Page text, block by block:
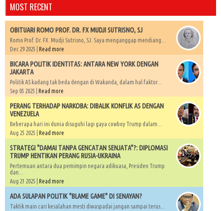
MOST RECENT
OBITUARI ROMO PROF. DR. FX MUDJI SUTRISNO, SJ
Romo Prof. Dr. FX. Mudji Sutrisno, SJ. Saya menganggap mendiang...
Dec 29 2025 | Read more
BICARA POLITIK IDENTITAS: ANTARA NEW YORK DENGAN
JAKARTA
Politik AS kadang tak beda dengan di Wakanda, dalam hal faktor...
Sep 05 2025 | Read more
PERANG TERHADAP NARKOBA: DIBALIK KONFLIK AS DENGAN
VENEZUELA
Beberapa hari ini dunia disuguhi lagi gaya cowboy Trump dalam...
Aug 25 2025 | Read more
STRATEGI "DAMAI TANPA GENCATAN SENJATA"?: DIPLOMASI
TRUMP HENTIKAN PERANG RUSIA-UKRAINA
Pertemuan antara dua pemimpin negara adikuasa, Presiden Trump
dan...
Aug 21 2025 | Read more
ADA SULAPAN POLITIK "BLAME GAME" DI SENAYAN?
Taktik main cari kesalahan mesti diwaspadai jangan sampai terus...